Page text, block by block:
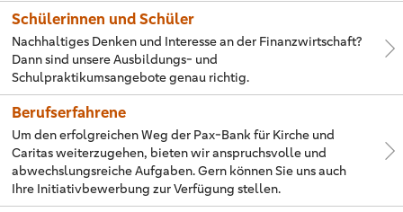
Schülerinnen und Schüler
Nachhaltiges Denken und Interesse an der Finanzwirtschaft?
Dann sind unsere Ausbildungs- und
Schulpraktikumsangebote genau richtig.
Berufserfahrene
Um den erfolgreichen Weg der Pax-Bank für Kirche und
Caritas weiterzugehen, bieten wir anspruchsvolle und
abwechslungsreiche Aufgaben. Gern können Sie uns auch
Ihre Initiativbewerbung zur Verfügung stellen.